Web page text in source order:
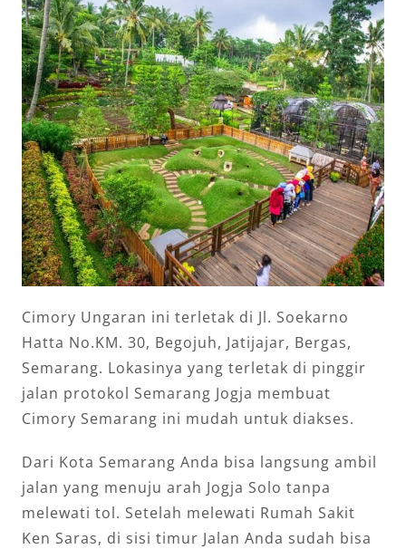
Cimory Ungaran ini terletak di Jl. Soekarno
Hatta No.KM. 30, Begojuh, Jatijajar, Bergas,
Semarang. Lokasinya yang terletak di pinggir
jalan protokol Semarang Jogja membuat
Cimory Semarang ini mudah untuk diakses.
Dari Kota Semarang Anda bisa langsung ambil
jalan yang menuju arah Jogja Solo tanpa
melewati tol. Setelah melewati Rumah Sakit
Ken Saras, di sisi timur Jalan Anda sudah bisa